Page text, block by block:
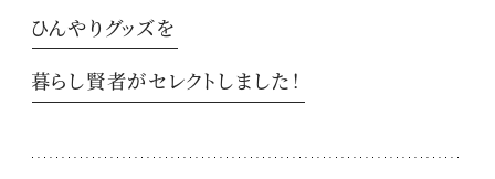
ひんやりグッズを
暮らし賢者がセレクトしました！